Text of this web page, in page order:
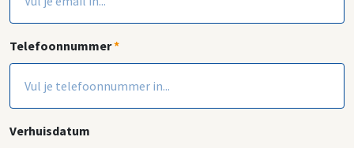
Telefoonnummer*
Verhuisdatum